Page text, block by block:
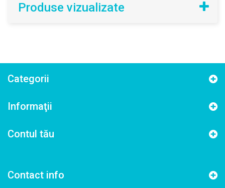
Produse vizualizate
Categorii
Informaţii
Contul tău
Contact info